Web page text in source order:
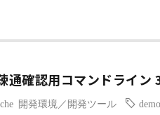
通確認用コマンドライン
開発環境／開発ツール demo